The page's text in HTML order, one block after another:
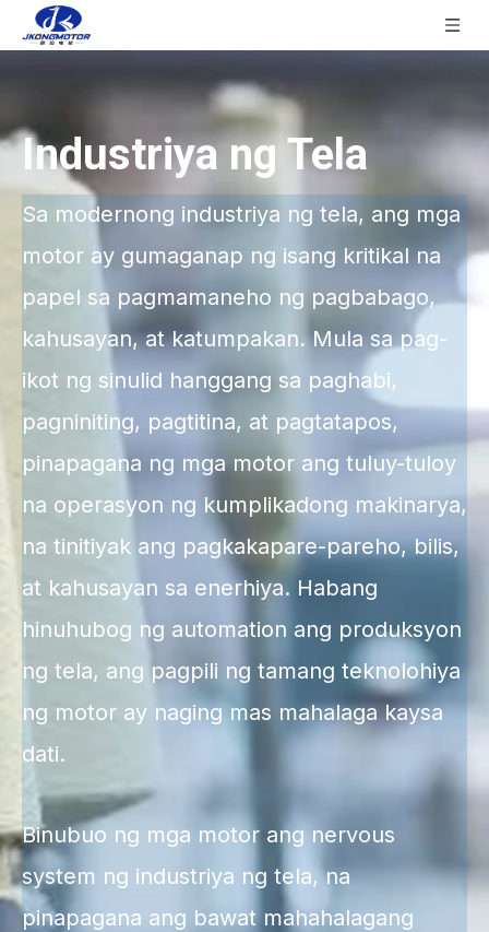
Industriya ng Tela
Sa modernong industriya ng tela, ang mga
motor ay gumaganap ng isang kritikal na
papel sa pagmamaneho ng pagbabago,
kahusayan, at katumpakan. Mula sa pag-
ikot ng sinulid hanggang sa paghabi,
pagniniting, pagtitina, at pagtatapos,
pinapagana ng mga motor ang tuluy-tuloy
na operasyon ng kumplikadong makinarya,
na tinitiyak ang pagkakapare-pareho, bilis,
at kahusayan sa enerhiya. Habang
hinuhubog ng automation ang produksyon
ng tela, ang pagpili ng tamang teknolohiya
ng motor ay naging mas mahalaga kaysa
dati.
Binubuo ng mga motor ang nervous
system ng industriya ng tela, na
pinapagana ang bawat mahahalagang